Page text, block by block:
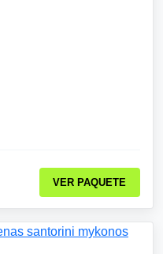
VER PAQUETE